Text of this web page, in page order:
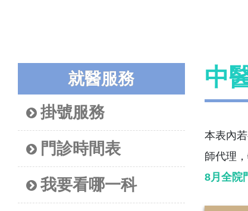
就醫服務
掛號服務
門診時間表
我要看哪一科
中
本表內
師代理
8月全院